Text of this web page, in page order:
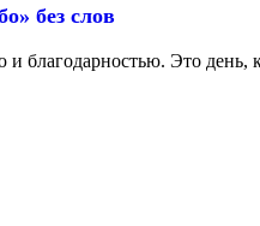
без слов
Это день,